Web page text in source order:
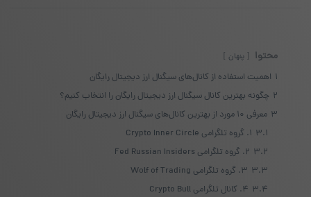
محتوا پنهان
1 اهمیت استفاده از کانال‌های سیگنال ارز دیجیتال رایگان
2 چگونه بهترین کانال سیگنال ارز دیجیتال رایگان را انتخاب کنیم؟
3 معرفی ۱۰ مورد از بهترین کانال‌های سیگنال ارز دیجیتال رایگان
3.1 ۱. گروه تلگرامی Crypto Inner Circle
3.2 ۲. گروه تلگرامی Fed Russian Insiders
3.3 ۳. گروه تلگرامی Wolf of Trading
3.4 ۴. کانال تلگرامی Crypto Bull